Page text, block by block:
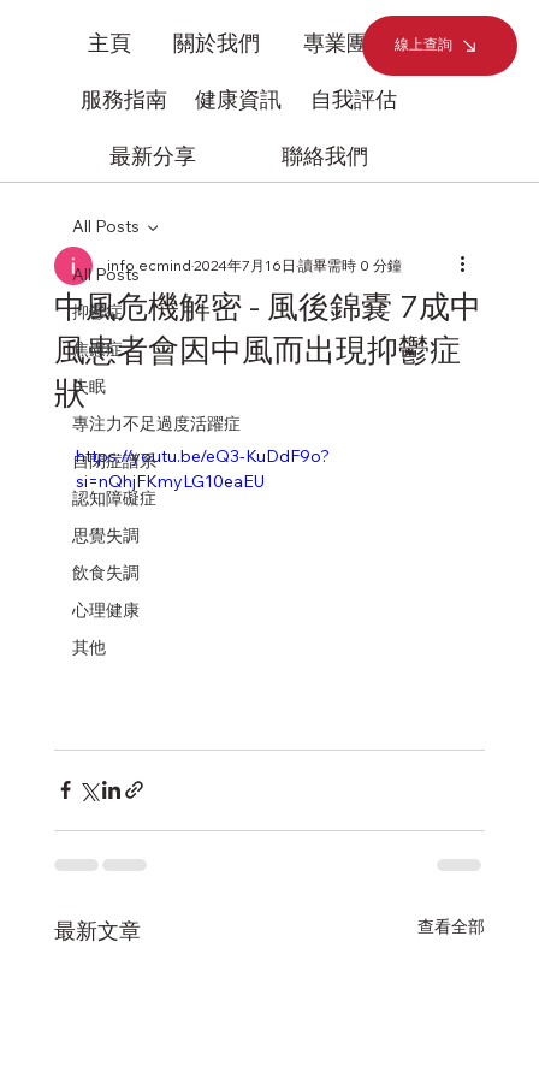
主頁 關於我們 專業團隊
服務指南 健康資訊 自我評估
最新分享 聯絡我們
線上查詢
All Posts
抑鬱症
焦慮症
失眠
專注力不足過度活躍症
自閉症譜系
認知障礙症
思覺失調
飲食失調
心理健康
其他
All Posts
中風危機解密 - 風後錦嚢 7成中
風患者會因中風而出現抑鬱症
狀
info ecmind2024年7月16日 讀畢需時 0 分鐘
https://youtu.be/eQ3-KuDdF9o?
si=nQhjFKmyLG10eaEU
最新文章 查看全部